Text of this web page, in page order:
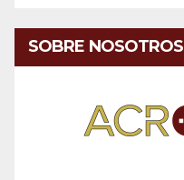
SOBRE NOSOTROS